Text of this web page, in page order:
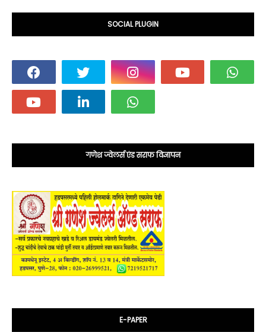
SOCIAL PLUGIN
गणेश ज्वेलर्स एंड सराफ विज्ञापन
E-PAPER